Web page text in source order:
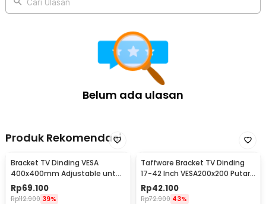
Belum ada ulasan
Produk Rekomendasi
Bracket TV Dinding VESA
400x400mm Adjustable untuk
TV LED 26-63 Inch - KT02
Rp69.100
Rp112.900 39%
Taffware Bracket TV Dinding
17-42 Inch VESA200x200 Putar
90 Tilt 15 - X-200
Rp42.100
Rp72.900 43%